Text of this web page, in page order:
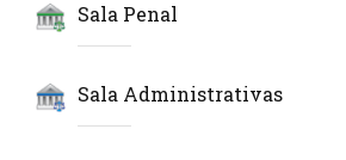
Sala Penal
Sala Administrativas